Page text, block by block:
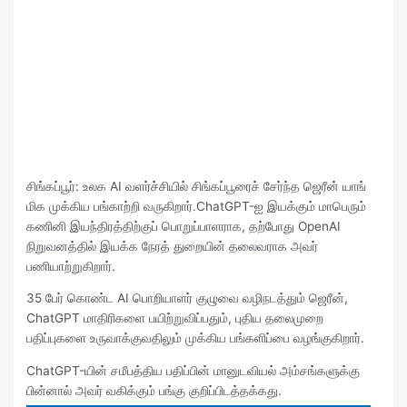
சிங்கப்பூர்: உலக AI வளர்ச்சியில் சிங்கப்பூரைச் சேர்ந்த ஜெரீன் யாங்
மிக முக்கிய பங்காற்றி வருகிறார்.ChatGPT-ஐ இயக்கும் மாபெரும்
கணினி இயந்திரத்திற்குப் பொறுப்பாளராக, தற்போது OpenAI
நிறுவனத்தில் இயக்க நேரத் துறையின் தலைவராக அவர்
பணியாற்றுகிறார்.
35 பேர் கொண்ட AI பொறியாளர் குழுவை வழிநடத்தும் ஜெரீன்,
ChatGPT மாதிரிகளை பயிற்றுவிப்பதும், புதிய தலைமுறை
பதிப்புகளை உருவாக்குவதிலும் முக்கிய பங்களிப்பை வழங்குகிறார்.
ChatGPT-யின் சமீபத்திய பதிப்பின் மானுடவியல் அம்சங்களுக்கு
பின்னால் அவர் வகிக்கும் பங்கு குறிப்பிடத்தக்கது.